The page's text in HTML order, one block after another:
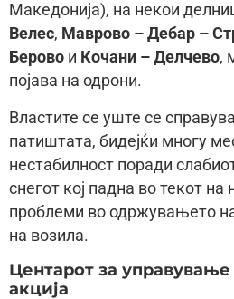
Македонија), на некои
Велес, Маврово – Дебар –
Берово и Кочани – Делчево,
појава на одрони.
Властите се уште се
патиштата, бидејќи многу
нестабилност поради
снегот кој падна во текот
проблеми во одржувањето
на возила.
Центарот за
акција